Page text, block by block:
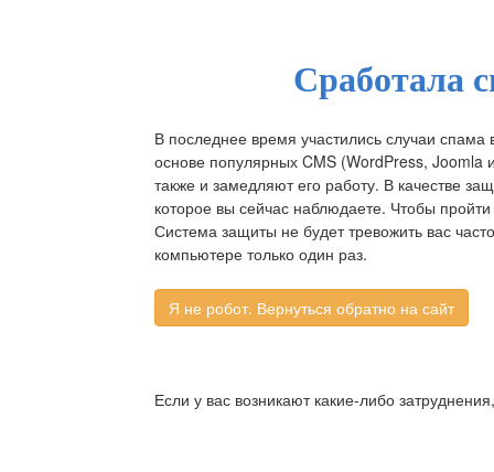
Сработала
В последнее время участились случаи
основе популярных CMS (WordPress, Joomla
также и замедляют его работу. В качестве
которое вы сейчас наблюдаете. Чтобы
Система защиты не будет тревожить вас
компьютере только один раз.
Если у вас возникают какие-либо